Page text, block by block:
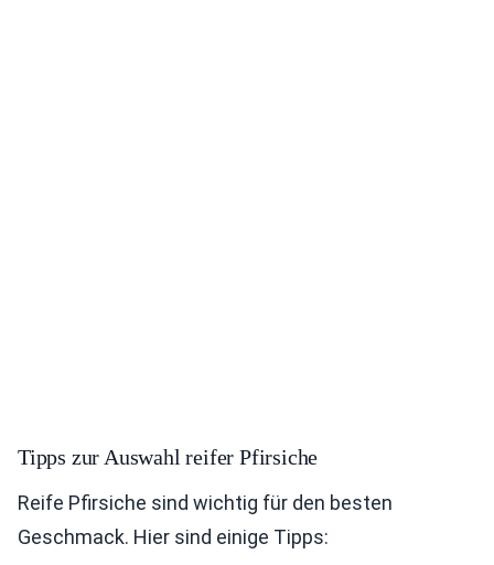
Tipps zur Auswahl reifer Pfirsiche
Reife Pfirsiche sind wichtig für den besten
Geschmack. Hier sind einige Tipps: